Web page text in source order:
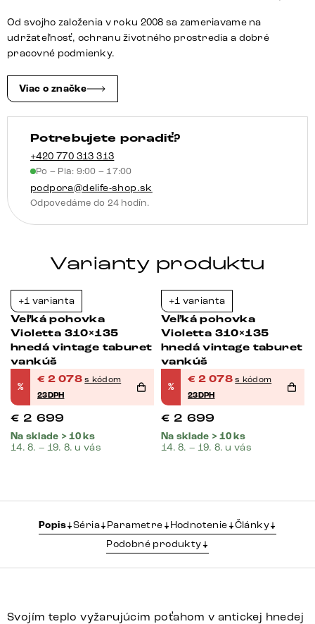
hnedá
vintage
vzhľad
vankúšmi
Od svojho založenia v roku 2008 sa zameriavame na
udržateľnosť, ochranu životného prostredia a dobré
pracovné podmienky.
Viac o značke
Potrebujete poradiť?
+420 770 313 313
Po – Pia: 9:00 – 17:00
podpora@delife-shop.sk
Odpovedáme do 24 hodín.
Varianty produktu
+1 varianta
Veľká pohovka
Violetta 310×135
hnedá vintage taburet
vankúš
%
€ 2 078 s kódom
23DPH
€ 2 699
Na sklade > 10 ks
14. 8. – 19. 8. u vás
+1 varianta
Veľká pohovka
Violetta 310×135
hnedá vintage taburet
vankúš
%
€ 2 078 s kódom
23DPH
€ 2 699
Na sklade > 10 ks
14. 8. – 19. 8. u vás
Popis Séria Parametre Hodnotenie
Články
Podobné produkty
Svojím teplo vyžarujúcim poťahom v antickej hnedej